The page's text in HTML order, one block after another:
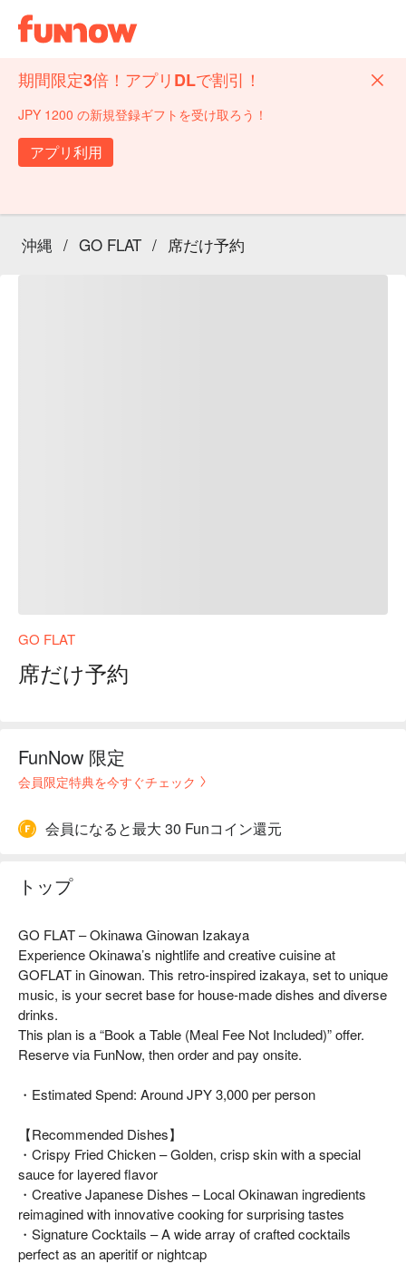
期間限定3倍！アプリDLで割引！
JPY 1200 の新規登録ギフトを受け取ろう！
アプリ利用
沖縄 / GO FLAT / 席だけ予約
GO FLAT
席だけ予約
FunNow 限定
会員限定特典を今すぐチェック
会員になると最大 30 Funコイン還元
トップ
GO FLAT – Okinawa Ginowan Izakaya
Experience Okinawa’s nightlife and creative cuisine at
GOFLAT in Ginowan. This retro-inspired izakaya, set to unique
music, is your secret base for house-made dishes and diverse
drinks.
This plan is a “Book a Table (Meal Fee Not Included)” offer.
Reserve via FunNow, then order and pay onsite.
・Estimated Spend: Around JPY 3,000 per person
【Recommended Dishes】
・Crispy Fried Chicken – Golden, crisp skin with a special
sauce for layered flavor
・Creative Japanese Dishes – Local Okinawan ingredients
reimagined with innovative cooking for surprising tastes
・Signature Cocktails – A wide array of crafted cocktails
perfect as an aperitif or nightcap